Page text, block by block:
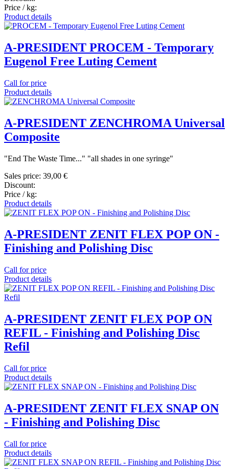
Price / kg:
Product details
A-PRESIDENT PROCEM - Temporary
Eugenol Free Luting Cement
Call for price
Product details
A-PRESIDENT ZENCHROMA Universal
Composite
"End The Waste Time..." "all shades in one syringe"
Sales price: 39,00 €
Discount:
Price / kg:
Product details
A-PRESIDENT ZENIT FLEX POP ON -
Finishing and Polishing Disc
Call for price
Product details
A-PRESIDENT ZENIT FLEX POP ON
REFIL - Finishing and Polishing Disc
Refil
Call for price
Product details
A-PRESIDENT ZENIT FLEX SNAP ON
- Finishing and Polishing Disc
Call for price
Product details